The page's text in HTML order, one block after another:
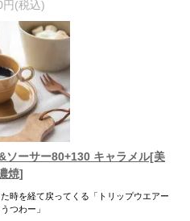
円(税込)
ソーサー80+130 キャラメル[美
焼]
時を経て戻ってくる「トリップウエアー
つわー」